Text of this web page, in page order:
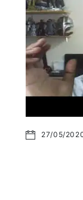
27/05/